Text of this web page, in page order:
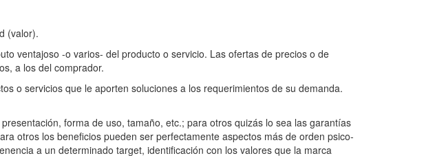
(valor).
ventajoso -o varios- del producto o servicio. Las ofertas de precios o de
a los del comprador.
o servicios que le aporten soluciones a los requerimientos de su demanda.
forma de uso, tamaño, etc.; para otros quizás lo sea las garantías
otros los beneficios pueden ser perfectamente aspectos más de orden psico-
a un determinado target, identificación con los valores que la marca